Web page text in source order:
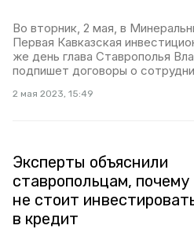
Во вторник, 2 мая, в
Первая Кавказская
же день глава Ставрополья
подпишет договоры о
2 мая 2023, 15:49
Эксперты объяснили
ставропольцам, почему
не стоит
в кредит